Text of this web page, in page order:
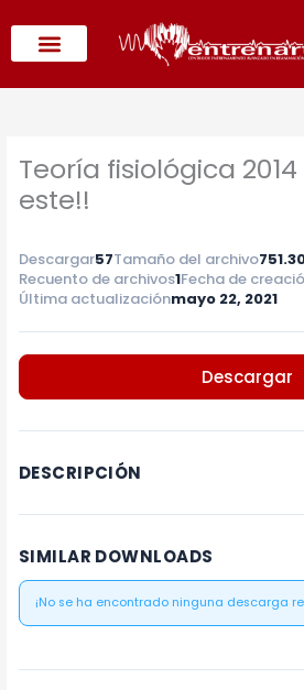
contenido
Teoría fisiológica 2014
este!!
Descargar57Tamaño del archivo
Recuento de archivos1Fecha de
Última actualizaciónmayo 22, 2021
Descargar
DESCRIPCIÓN
SIMILAR DOWNLOADS
¡No se ha encontrado ninguna descarga